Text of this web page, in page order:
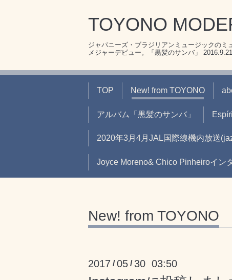
TOYONO
ジャパニーズ・ブラジリアンミュージックの
メジャーデビュー。「黒髪のサンバ」
TOP New! from TOYONO
アルバム「黒髪のサンバ」
2020年3月4月JAL国際線機内放送
Joyce Moreno& Chico Pinheiroイン
New! from TOYONO
2017 /05 / 30 03:50